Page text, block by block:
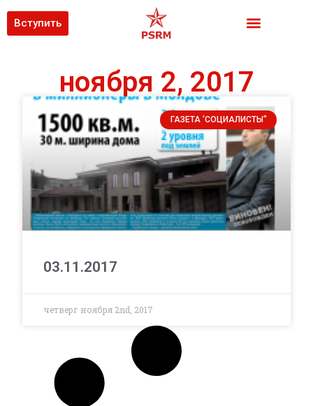
Вступить
ноября 2, 2017
ГАЗЕТА 'СОЦИАЛИСТЫ"
03.11.2017
четверг ноября 2nd, 2017